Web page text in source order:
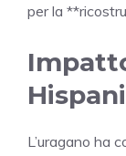
per la
L’uragano ha